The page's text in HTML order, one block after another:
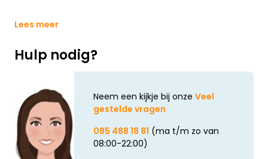
Lees meer
Hulp nodig?
Neem een kijkje bij onze Veel
gestelde vragen
085 488 18 81 (ma t/m zo van
08:00-22:00)